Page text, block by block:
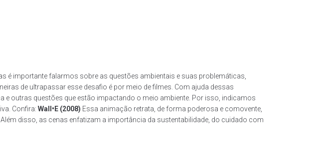
é importante falarmos sobre as questões ambientais e suas problemáticas,
de ultrapassar esse desafio é por meio de filmes. Com ajuda dessas
outras questões que estão impactando o meio ambiente. Por isso, indicamos
Confira: Wall•E (2008) Essa animação retrata, de forma poderosa e comovente,
disso, as cenas enfatizam a importância da sustentabilidade, do cuidado com